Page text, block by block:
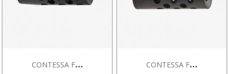
C
ONTESSA FRB02/B FRENO DI BOCCA Ø 16-17 FILETTO M15 C
ONTESSA FRB01 – FRENO DI BOCCA Ø 22